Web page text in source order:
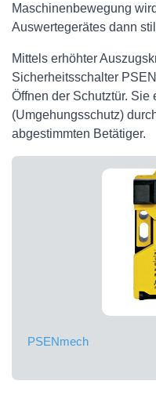
Maschinenbewegung
Auswertegerätes dann
Mittels erhöhter
Sicherheitsschalter
Öffnen der Schutztür.
(Umgehungsschutz)
abgestimmten Betätiger.
PSENmech